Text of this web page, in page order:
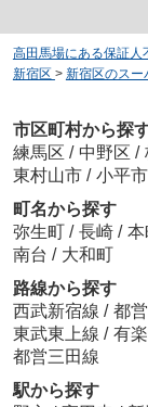
高田馬場にある保証人
新宿区 > 新宿区のスー
市区町村から探
練馬区 / 中野区 /
東村山市 / 小平市
町名から探す
弥生町 / 長崎 / 本
南台 / 大和町
路線から探す
西武新宿線 / 都
東武東上線 / 有
都営三田線
駅から探す